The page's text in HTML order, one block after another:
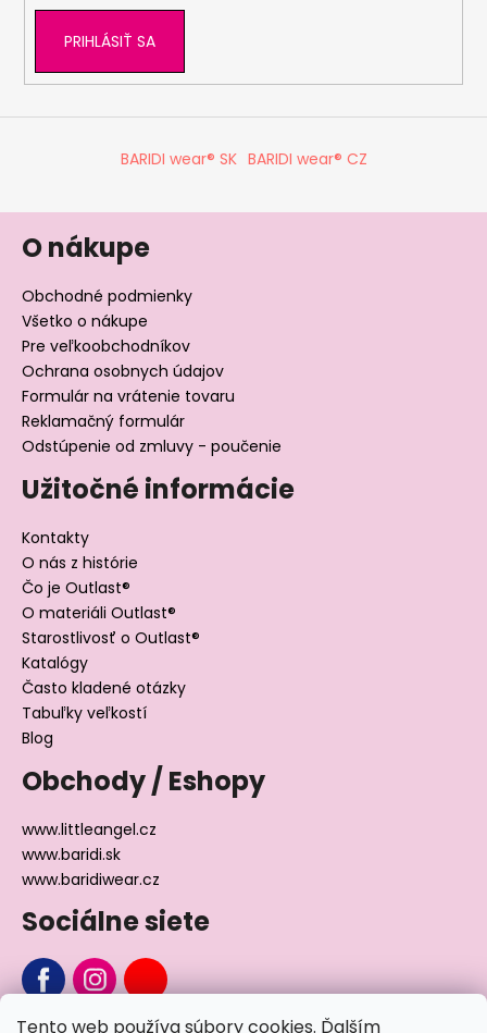
Tento web používa súbory cookies. Ďalším
PRIHLÁSIŤ SA
BARIDI wear® SK BARIDI wear® CZ
O nákupe
Obchodné podmienky
Všetko o nákupe
Pre veľkoobchodníkov
Ochrana osobnych údajov
Formulár na vrátenie tovaru
Reklamačný formulár
Odstúpenie od zmluvy - poučenie
Užitočné informácie
Kontakty
O nás z histórie
Čo je Outlast®
O materiáli Outlast®
Starostlivosť o Outlast®
Katalógy
Často kladené otázky
Tabuľky veľkostí
Blog
Obchody / Eshopy
www.littleangel.cz
www.baridi.sk
www.baridiwear.cz
Sociálne siete